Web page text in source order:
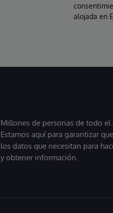
alojada en
Millones de personas de todo
Estamos aquí para garantizar
los datos que necesitan para
y obtener información.